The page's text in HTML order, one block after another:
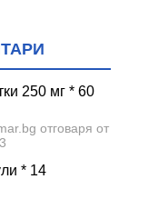
250 мг * 60
отговаря от
* 14